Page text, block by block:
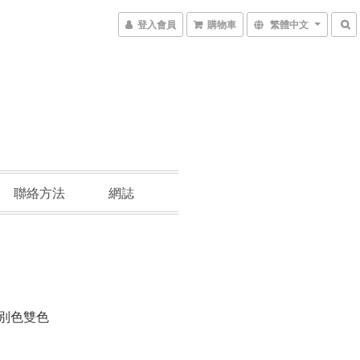
登入會員 購物車 繁體中文
聯絡方法 網誌
色雙色